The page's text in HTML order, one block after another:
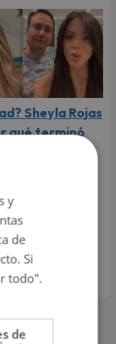
Sheyla Rojas
qué terminó
Sheyla Rojas
mexicano.
todos los
y
de
Si
todo".
de